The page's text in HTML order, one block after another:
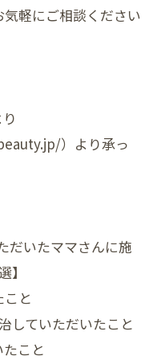
軽にご相談ください
）より承っ
だいたママさんに施
】
こと
していただいたこと
こと